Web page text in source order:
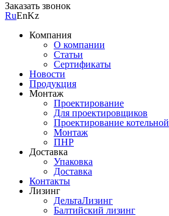
Заказать звонок
RuEnKz
Компания
О компании
Статьи
Сертификаты
Новости
Продукция
Монтаж
Проектирование
Для проектировщиков
Проектирование котельной
Монтаж
ПНР
Доставка
Упаковка
Доставка
Контакты
Лизинг
ДельтаЛизинг
Балтийский лизинг